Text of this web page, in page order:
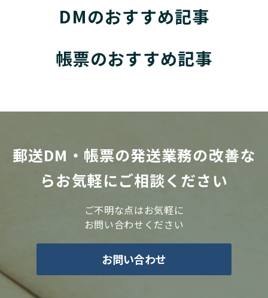
DMのおすすめ記事
帳票のおすすめ記事
郵送DM・帳票の発送業務の改善な
らお気軽にご相談ください
ご不明な点はお気軽に
お問い合わせください
お問い合わせ